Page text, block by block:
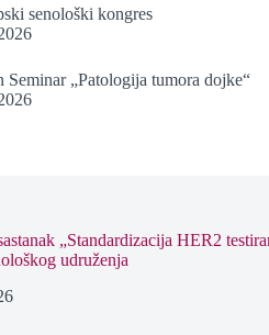
senološki kongres
Seminar „Patologija tumora dojke“
„Standardizacija HER2
udruženja